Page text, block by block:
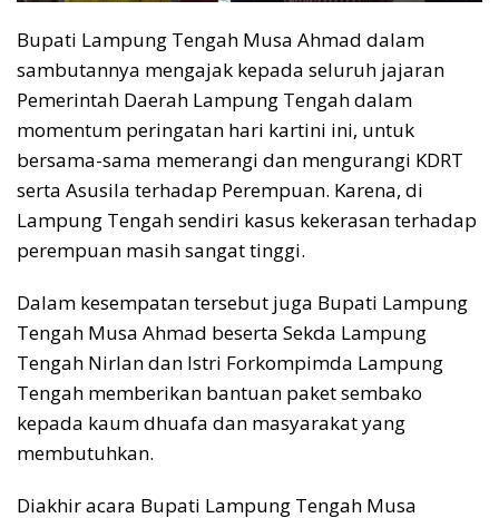
Bupati Lampung Tengah Musa Ahmad dalam
sambutannya mengajak kepada seluruh jajaran
Pemerintah Daerah Lampung Tengah dalam
momentum peringatan hari kartini ini, untuk
bersama-sama memerangi dan mengurangi KDRT
serta Asusila terhadap Perempuan. Karena, di
Lampung Tengah sendiri kasus kekerasan terhadap
perempuan masih sangat tinggi.
Dalam kesempatan tersebut juga Bupati Lampung
Tengah Musa Ahmad beserta Sekda Lampung
Tengah Nirlan dan Istri Forkompimda Lampung
Tengah memberikan bantuan paket sembako
kepada kaum dhuafa dan masyarakat yang
membutuhkan.
Diakhir acara Bupati Lampung Tengah Musa